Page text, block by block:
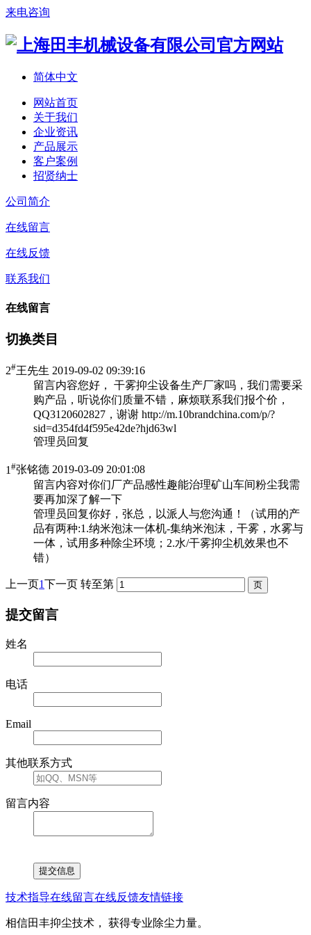
来电咨询
简体中文
网站首页
关于我们
企业资讯
产品展示
客户案例
招贤纳士
公司简介
在线留言
在线反馈
联系我们
在线留言
切换类目
2#王先生 2019-09-02 09:39:16
留言内容您好， 干雾抑尘设备生产厂家吗，我们需要采
购产品，听说你们质量不错，麻烦联系我们报个价，
QQ3120602827，谢谢 http://m.10brandchina.com/p/?
sid=d354fd4f595e42de?hjd63wl
管理员回复
1 #张铭德 2019-03-09 20:01:08
留言内容对你们厂产品感性趣能治理矿山车间粉尘我需
要再加深了解一下
管理员回复你好，张总，以派人与您沟通！（试用的产
品有两种:1.纳米泡沫一体机-集纳米泡沫，干雾，水雾与
一体，试用多种除尘环境；2.水/干雾抑尘机效果也不
错）
上一页1下一页 转至第
提交留言
姓名
电话
Email
其他联系方式
留言内容
技术指导在线留言在线反馈友情链接
相信田丰抑尘技术， 获得专业除尘力量。